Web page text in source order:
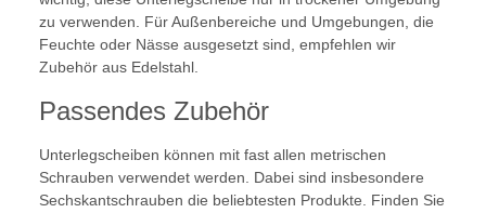
zu verwenden. Für Außenbereiche und Umgebungen, die
Feuchte oder Nässe ausgesetzt sind, empfehlen wir
Zubehör aus Edelstahl.
Passendes Zubehör
Unterlegscheiben können mit fast allen metrischen
Schrauben verwendet werden. Dabei sind insbesondere
Sechskantschrauben die beliebtesten Produkte. Finden Sie